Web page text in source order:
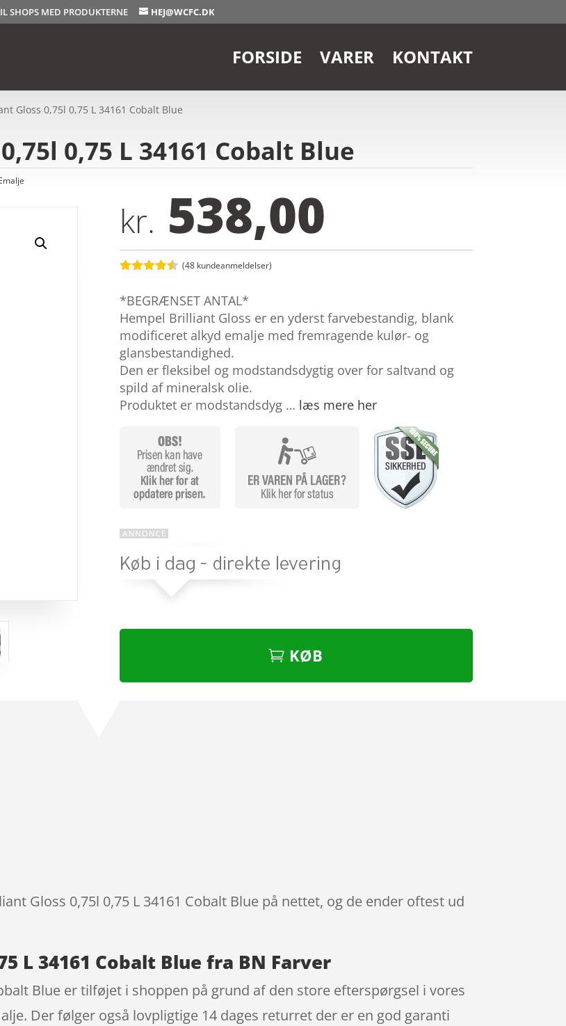
SHOPS MED PRODUKTERNE HEJ@WCFC.DK
FORSIDE VARER KONTAKT
Gloss 0,75l 0,75 L 34161 Cobalt Blue
0,75 L 34161 Cobalt Blue
kr. 538,00
ud af 5
baseret
på
kundebedø
mmelser
(48kundeanmeldelser)
*BEGRÆNSET ANTAL*
Hempel Brilliant Gloss er en yderst farvebestandig, blank
modificeret alkyd emalje med fremragende kulør- og
glansbestandighed.
Den er fleksibel og modstandsdygtig over for saltvand og
spild af mineralsk olie.
Produktet er modstandsdyg … læs mere her
KØB
Gloss 0,75l 0,75 L 34161 Cobalt Blue på nettet, og de ender oftest ud
L 34161 Cobalt Blue fra BN Farver
Blue er tilføjet i shoppen på grund af den store efterspørgsel i vores
Der følger også lovpligtige 14 dages returret der er en god garanti